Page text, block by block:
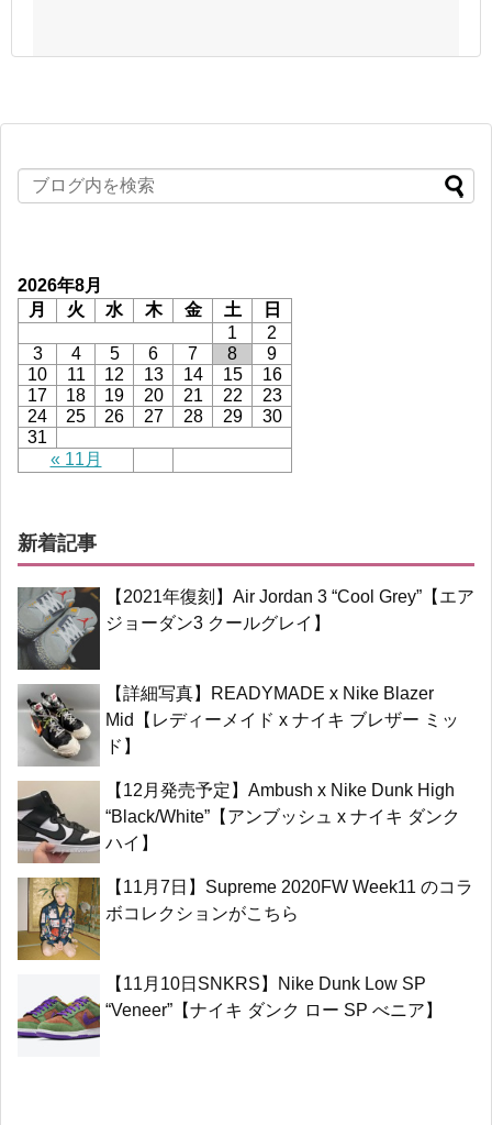
2026年8月
月
火 水 木 金 土 日
« 11月
1
2
3
4 5 6 7 8
9
10
11 12 13 14 15
16
17
18 19 20 21 22
23
24
25 26 27 28 29
30
31
新着記事
【2021年復刻】Air Jordan 3 “Cool Grey”【エア
ジョーダン3 クールグレイ】
【詳細写真】READYMADE x Nike Blazer
Mid【レディーメイド x ナイキ ブレザー ミッ
ド】
【12月発売予定】Ambush x Nike Dunk High
“Black/White”【アンブッシュ x ナイキ ダンク
ハイ】
【11月7日】Supreme 2020FW Week11 のコラ
ボコレクションがこちら
【11月10日SNKRS】Nike Dunk Low SP
“Veneer”【ナイキ ダンク ロー SP べニア】